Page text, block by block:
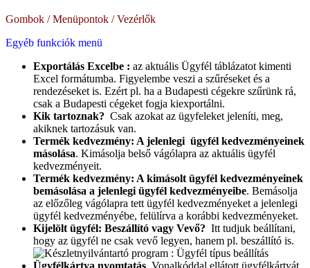
Gombok / Menüpontok / Vezérlők
Egyéb funkciók menü
Exportálás Excelbe : az aktuális Ügyfél táblázatot kimenti
Excel formátumba. Figyelembe veszi a szűréseket és a
rendezéseket is. Ezért pl. ha a Budapesti cégekre szűrünk rá,
csak a Budapesti cégeket fogja kiexportálni.
Kik tartoznak? Csak azokat az ügyfeleket jeleníti, meg,
akiknek tartozásuk van.
Termék kedvezmény: A jelenlegi ügyfél kedvezményeinek
másolása. Kimásolja belső vágólapra az aktuális ügyfél
kedvezményeit.
Termék kedvezmény: A kimásolt ügyfél kedvezményeinek
bemásolása a jelenlegi ügyfél kedvezményeibe. Bemásolja
az előzőleg vágólapra tett ügyfél kedvezményeket a jelenlegi
ügyfél kedvezményébe, felülírva a korábbi kedvezményeket.
Kijelölt ügyfél: Beszállító vagy Vevő? Itt tudjuk beállítani,
hogy az ügyfél ne csak vevő legyen, hanem pl. beszállító is.
Ügyfélkártya nyomtatás. Vonalkóddal ellátott ügyfélkártyát